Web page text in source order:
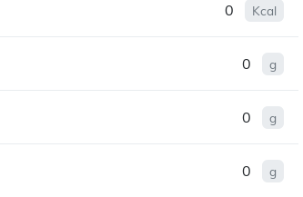
0 Kcal
0 g
0 g
0 g